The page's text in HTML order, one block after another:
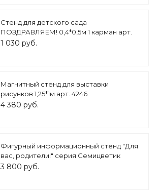
Стенд для детского сада
ПОЗДРАВЛЯЕМ! 0,4*0,5м 1 карман арт.
2134
1 030 руб.
Магнитный стенд для выставки
рисунков 1,25*1м арт. 4246
4 380 руб.
Фигурный информационный стенд "Для
вас, родители!" серия Семицветик
1,25*0,7м 5 карманов А4 арт. ДС1955
3 800 руб.